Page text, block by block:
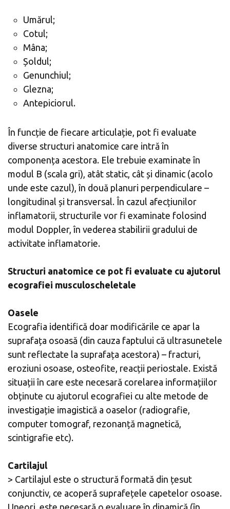
Umărul;
Cotul;
Mâna;
Șoldul;
Genunchiul;
Glezna;
Antepiciorul.
În funcție de fiecare articulație, pot fi evaluate
diverse structuri anatomice care intră în
componența acestora. Ele trebuie examinate în
modul B (scala gri), atât static, cât și dinamic (acolo
unde este cazul), în două planuri perpendiculare –
longitudinal și transversal. În cazul afecțiunilor
inflamatorii, structurile vor fi examinate folosind
modul Doppler, în vederea stabilirii gradului de
activitate inflamatorie.
Structuri anatomice ce pot fi evaluate cu ajutorul
ecografiei musculoscheletale
Oasele
Ecografia identifică doar modificările ce apar la
suprafața osoasă (din cauza faptului că ultrasunetele
sunt reflectate la suprafața acestora) – fracturi,
eroziuni osoase, osteofite, reacții periostale. Există
situații în care este necesară corelarea informațiilor
obținute cu ajutorul ecografiei cu alte metode de
investigație imagistică a oaselor (radiografie,
computer tomograf, rezonanță magnetică,
scintigrafie etc).
Cartilajul
> Cartilajul este o structură formată din țesut
conjunctiv, ce acoperă suprafețele capetelor osoase.
Uneori, este necesară o evaluare în dinamică (în